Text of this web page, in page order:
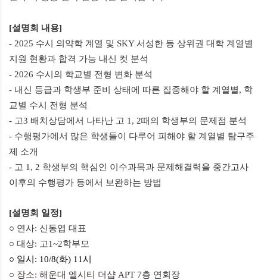
[설명회 내용]
- 2025 수시 의약학 계열 및 SKY서성한 등 상위권 대학 계열별
지원 현황과 합격 가능 내신 컷 분석
- 2026 수시의 학교별 전형 변화 분석
- 내신 등급과 학생부 준비 상태에 따른 집중해야 할 계열별, 학
교별 수시 전형 분석
- 고3 배치상담에서 나타난 고 1, 2때의 학생부의 문제점 분석
- 수행평가에서 많은 학생들이 다루어 피해야 할 계열별 탐구주
제 소개
- 고 1, 2 학생부의 핵심인 이수과목과 문제해결력을 중간고사
이후의 수행평가 등에서 보완하는 방법
[설명회 일정]
○ 연사: 신동엽 대표
○ 대상: 고1~2학부모
○ 일시 : 10/8(화) 11시
○ 장소: 해운대 엘시티 더샵 APT 7층 연회장